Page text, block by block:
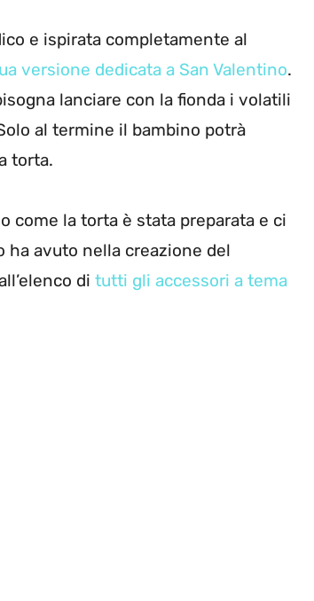
e ispirata completamente al
versione dedicata a San Valentino.
lanciare con la fionda i volatili
al termine il bambino potrà
torta.
come la torta è stata preparata e ci
ha avuto nella creazione del
di tutti gli accessori a tema